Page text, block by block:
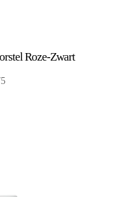
Roze-Zwart
Prijsklasse: